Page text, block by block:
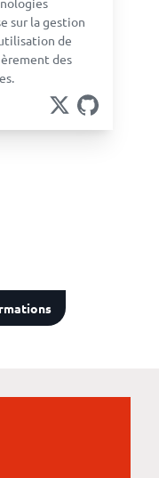
sur la gestion
de
des